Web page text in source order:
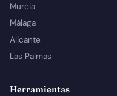
Murcia
Málaga
Alicante
Las Palmas
Herramientas